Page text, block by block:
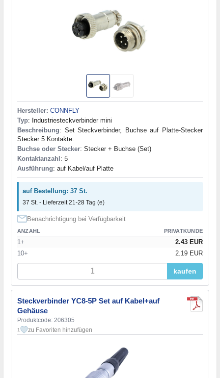
Hersteller: CONNFLY
Typ: Industriesteckverbinder mini
Beschreibung: Set Steckverbinder, Buchse auf Platte-Stecker
Stecker 5 Kontakte.
Buchse oder Stecker: Stecker + Buchse (Set)
Kontaktanzahl : 5
Ausführung: auf Kabel/auf Platte
auf Bestellung: 37 St.
37 St. - Lieferzeit 21-28 Tag (e)
Benachrichtigung bei Verfügbarkeit
ANZAHL PRIVATKUNDE
1+
2.43 EUR
10+
2.19 EUR
kaufen
Steckverbinder YC8-5P Set auf Kabel+auf
Gehäuse
Produktcode: 206305
1 zu Favoriten hinzufügen